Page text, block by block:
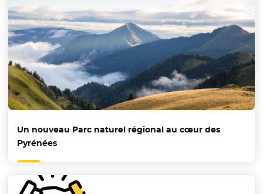
Un nouveau Parc naturel régional au cœur des
Pyrénées